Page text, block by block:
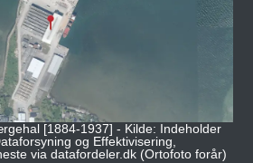
[1884-1937] - Kilde: Indeholder
og Effektivisering,
via datafordeler.dk (Ortofoto forår)